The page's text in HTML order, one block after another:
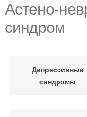
Астено-
синдром
Депрессивные
синдромы